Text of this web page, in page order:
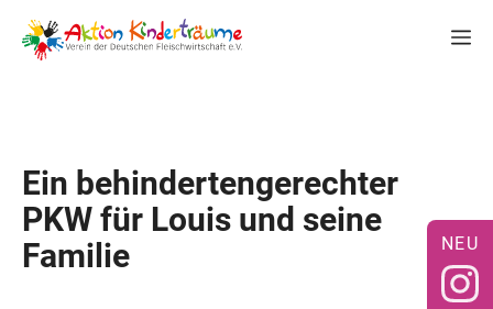
Inhalt
springen
Ein behindertengerechter
PKW für Louis und seine
Familie